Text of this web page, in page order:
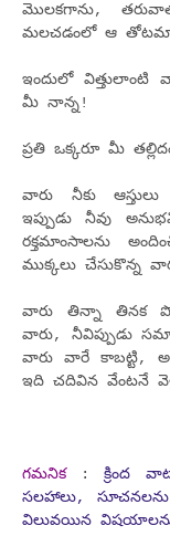
మొలకగాను,
మలచడంలో ఆ తోటమాలి
ఇందులో
మీ నాన్న!
ప్రతి ఒక్కరూ మీ
వారు నీకు
ఇప్పుడు నీవు
రక్తమాంసాలను
ముక్కలు చేసుకొన్న
వారు తిన్నా తినక
వారు, నీవిప్పుడు
వారు వారే కాబట్టి,
ఇది చదివిన వేంటనే
గమనిక:క్రింద
సలహాలు,
విలువయిన